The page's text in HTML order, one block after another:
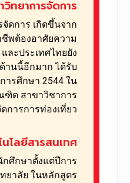
วิทยาการจัดการ
ดการ เกิดขึ้นจาก
พต้องอาศัยความ
และประเทศไทยยัง
านนี้อีกมาก ได้รับ
ารศึกษา 2544 ใน
ต สาขาวิชาการ
ดการการท่องเที่ยว
โลยีสารสนเทศ
กศึกษาตั้งแต่ปีการ
ยาลัย ในหลักสูตร